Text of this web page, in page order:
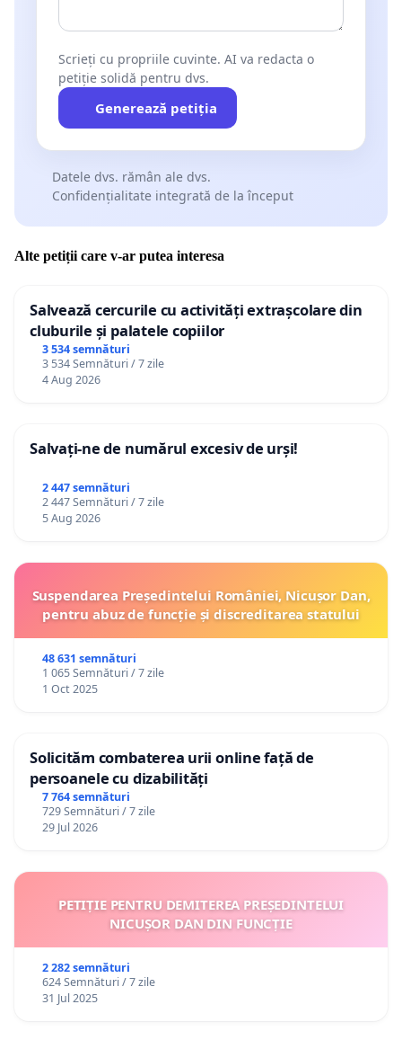
Scrieți cu propriile cuvinte. AI va redacta o
petiție solidă pentru dvs.
Generează petiția
Datele dvs. rămân ale dvs.
Confidențialitate integrată de la început
Alte petiții care v-ar putea interesa
Salvează cercurile cu activități extrașcolare din
cluburile și palatele copiilor
3 534 semnături
3 534 Semnături / 7 zile
4 Aug 2026
Salvați-ne de numărul excesiv de urși!
2 447 semnături
2 447 Semnături / 7 zile
5 Aug 2026
Suspendarea Președintelui României, Nicușor Dan,
pentru abuz de funcție și discreditarea statului
48 631 semnături
1 065 Semnături / 7 zile
1 Oct 2025
Solicităm combaterea urii online față de
persoanele cu dizabilități
7 764 semnături
729 Semnături / 7 zile
29 Jul 2026
PETIȚIE PENTRU DEMITEREA PREȘEDINTELUI
NICUȘOR DAN DIN FUNCȚIE
2 282 semnături
624 Semnături / 7 zile
31 Jul 2025